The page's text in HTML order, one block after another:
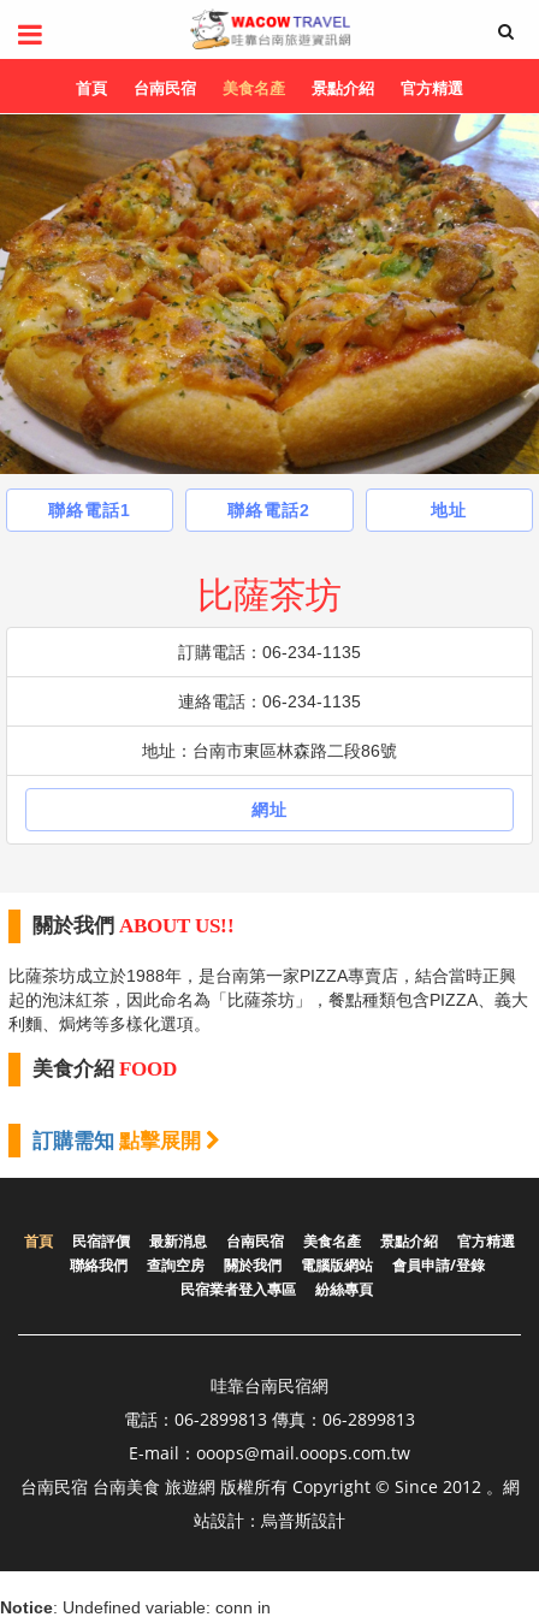
首頁 台南民宿 美食名產 景點介紹 官方精選
聯絡電話1 聯絡電話2 地址
比薩茶坊
訂購電話：06-234-1135
連絡電話：06-234-1135
地址：台南市東區林森路二段86號
網址
關於我們 ABOUT US!!
比薩茶坊成立於1988年，是台南第一家PIZZA專賣店，結合當時正興
起的泡沫紅茶，因此命名為「比薩茶坊」，餐點種類包含PIZZA、義大
利麵、焗烤等多樣化選項。
美食介紹 FOOD
訂購需知 點擊展開
首頁 民宿評價 最新消息 台南民宿 美食名產 景點介紹
官方精選
聯絡我們
查詢空房 關於我們 電腦版網站
會員申請/登錄
民宿業者登入專區
紛絲專頁
哇靠台南民宿網
電話：06-2899813 傳真：06-2899813
E-mail：ooops@mail.ooops.com.tw
台南民宿 台南美食 旅遊網 版權所有 Copyright © Since 2012 。網
站設計：烏普斯設計
Notice: Undefined variable: conn in